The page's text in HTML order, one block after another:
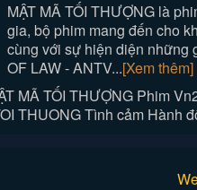
MẬT MÃ TỐI THƯỢNG là
gia, bộ phim mang đến cho
cùng với sự hiện diện những
OF LAW - ANTV...[Xem thêm]
MÃ TỐI THƯỢNG Phim
THUONG Tình cảm Hành